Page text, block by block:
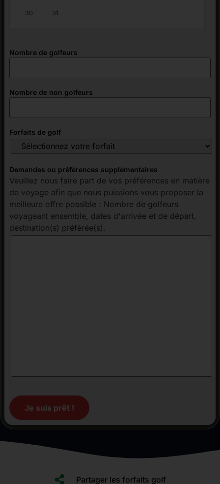
30 31
Nombre de golfeurs
Nombre de non golfeurs
Forfaits de golf
Demandes ou préférences supplémentaires
Veuillez nous faire part de vos préférences en matière
de voyage afin que nous puissions vous proposer la
meilleure offre possible : Nombre de golfeurs
voyageant ensemble, dates d'arrivée et de départ,
destination(s) préférée(s).
Je suis prêt !
Partager les forfaits golf